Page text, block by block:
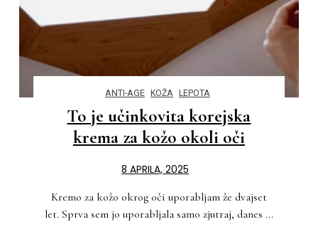
ANTI-AGE KOŽA LEPOTA
To je učinkovita korejska
krema za kožo okoli oči
8 APRILA, 2025
Kremo za kožo okrog oči uporabljam že dvajset
let. Sprva sem jo uporabljala samo zjutraj, danes ...